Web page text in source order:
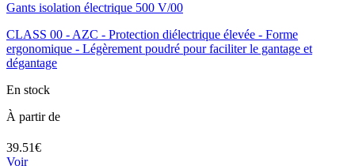
Gants isolation électrique 500 V/00
CLASS 00 - AZC - Protection diélectrique élevée - Forme
ergonomique - Légèrement poudré pour faciliter le gantage et
dégantage
En stock
À partir de
39.51€
Voir